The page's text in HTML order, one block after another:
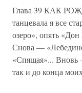
Глава 39 КАК
танцевала я все
озеро», опять
Снова —
«Спящая»... Вновь
так и до конца